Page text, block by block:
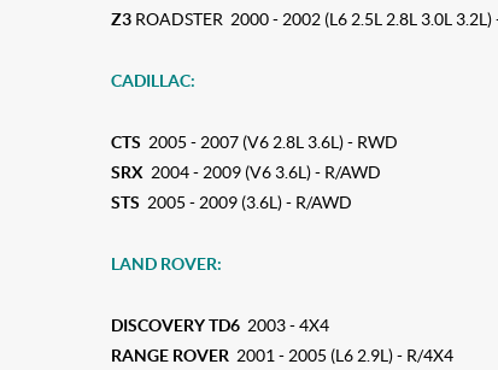
Z3 ROADSTER 2000 - 2002 (L6 2.5L 2.8L 3.0L 3.2L)
CADILLAC:
CTS 2005 - 2007 (V6 2.8L 3.6L) - RWD
SRX 2004 - 2009 (V6 3.6L) - R/AWD
STS 2005 - 2009 (3.6L) - R/AWD
LAND ROVER:
DISCOVERY TD6 2003 - 4X4
RANGE ROVER 2001 - 2005 (L6 2.9L) - R/4X4